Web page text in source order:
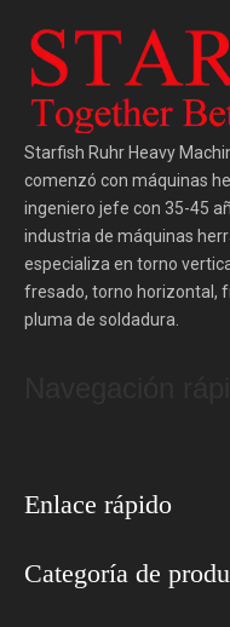
Starfish Ruhr Heavy
comenzó con máquinas
ingeniero jefe con 35-45
industria de máquinas
especializa en torno
fresado, torno horizontal,
pluma de soldadura.
Enlace rápido
Categoría de